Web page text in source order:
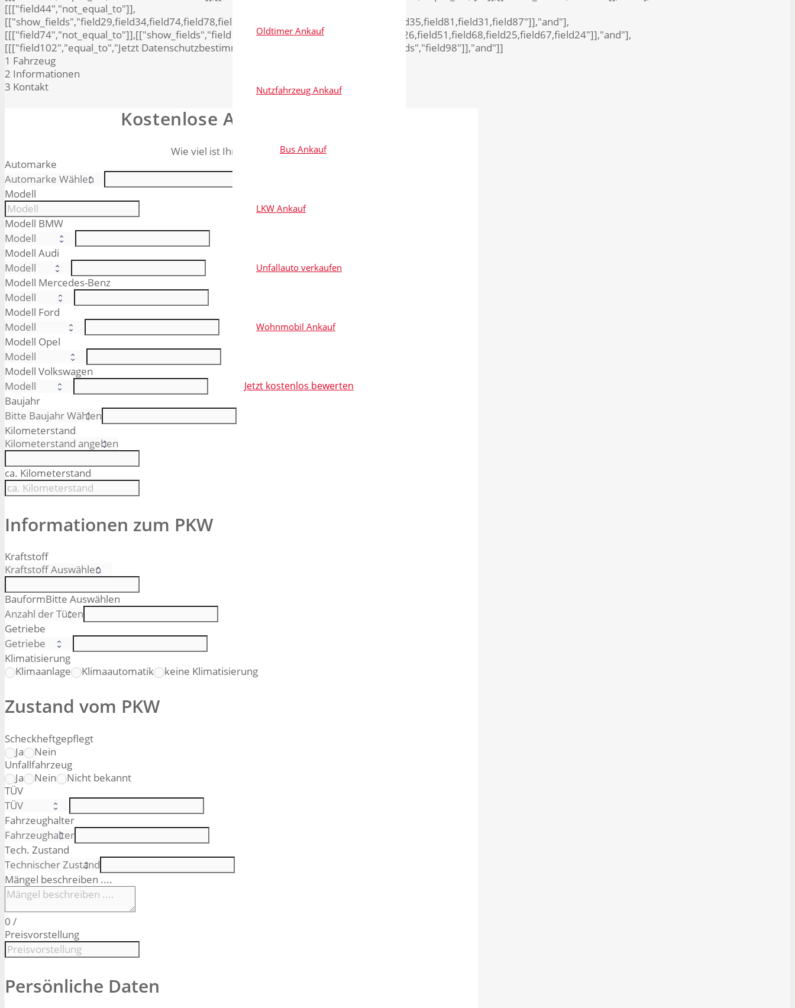
Oldtimer Ankauf
Nutzfahrzeug Ankauf
Bus Ankauf
LKW Ankauf
Unfallauto verkaufen
Wohnmobil Ankauf
Jetzt kostenlos bewerten
[[["field44","not_equal_to"]],
[["show_fields","field29,field34,field74,field78,field80,field86,field19,field85,field22,field35,field81,field31,field87"]],"and"],
[[["field74","not_equal_to"]],[["show_fields","field10,field98,field97,field96,field66,field26,field51,field68,field25,field67,field24"]],"and"],
[[["field102","equal_to","Jetzt Datenschutzbestimmung best\u00e4tigen"]],[["show_fields","field98"]],"and"]]
1 Fahrzeug
2 Informationen
3 Kontakt
Kostenlose Autobewertung
Wie viel ist Ihr Auto noch wert?
Automarke
Modell
Modell BMW
Modell Audi
Modell Mercedes-Benz
Modell Ford
Modell Opel
Modell Volkswagen
Baujahr
Kilometerstand
ca. Kilometerstand
Informationen zum PKW
Kraftstoff
BauformBitte Auswählen
Getriebe
Klimatisierung
Klimaanlage
Klimaautomatik keine Klimatisierung
Zustand vom PKW
Scheckheftgepflegt
Ja
Nein
Unfallfahrzeug
Ja
Nein
Nicht bekannt
TÜV
Fahrzeughalter
Tech. Zustand
Mängel beschreiben ....
0 /
Preisvorstellung
Persönliche Daten